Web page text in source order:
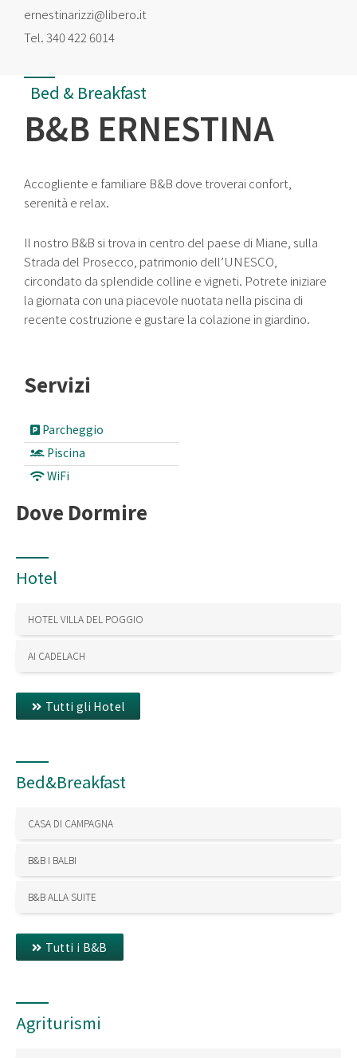
ernestinarizzi@libero.it
Tel.340 422 6014
Bed & Breakfast
B&B ERNESTINA
Accogliente e familiare B&B dove troverai confort,
serenità e relax.
Il nostro B&B si trova in centro del paese di Miane, sulla
Strada del Prosecco, patrimonio dell’UNESCO,
circondato da splendide colline e vigneti. Potrete iniziare
la giornata con una piacevole nuotata nella piscina di
recente costruzione e gustare la colazione in giardino.
Servizi
Parcheggio
Piscina
WiFi
Dove Dormire
Hotel
HOTEL VILLA DEL POGGIO
AI CADELACH
Tutti gli Hotel
Bed&Breakfast
CASA DI CAMPAGNA
B&B I BALBI
B&B ALLA SUITE
Tutti i B&B
Agriturismi